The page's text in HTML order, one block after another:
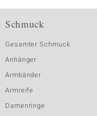
Schmuck
Gesamter Schmuck
Anhänger
Armbänder
Armreife
Damenringe